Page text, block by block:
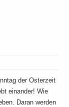
der Osterzeit
einander! Wie
Daran werden